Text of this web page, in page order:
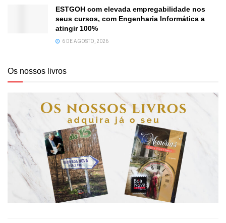
ESTGOH com elevada empregabilidade nos
seus cursos, com Engenharia Informática a
atingir 100%
6 DE AGOSTO, 2026
Os nossos livros